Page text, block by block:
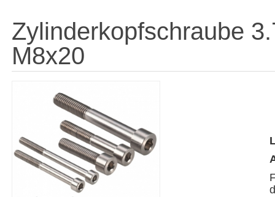
Zylinderkopfschraube
M8x20